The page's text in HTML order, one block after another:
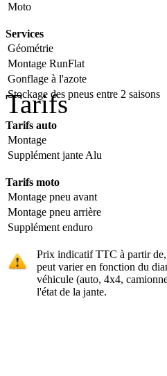
Moto
Services
Géométrie
Montage RunFlat
Gonflage à l'azote
Stockage des pneus entre 2 saisons
Tarifs
Tarifs auto
Montage
Supplément jante Alu
Tarifs moto
Montage pneu avant
Montage pneu arrière
Supplément enduro
Prix indicatif TTC à partir
peut varier en fonction du
véhicule (auto, 4x4,
l'état de la jante.